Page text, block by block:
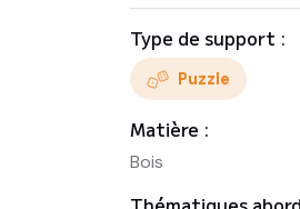
Type de support :
Puzzle
Matière :
Bois